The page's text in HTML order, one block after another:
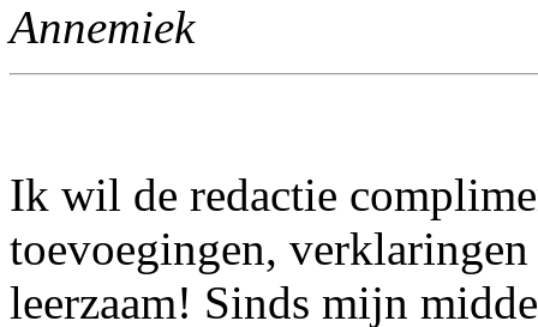
Annemiek
Ik wil de redactie
toevoegingen,
leerzaam! Sinds mijn